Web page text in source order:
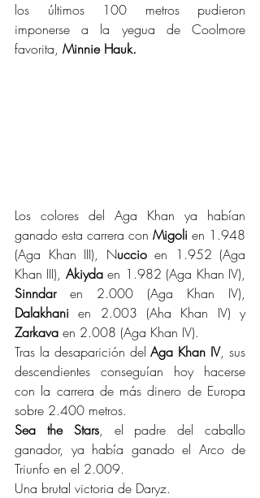
los últimos 100 metros pudieron
imponerse a la yegua de Coolmore
favorita, Minnie Hauk.
Los colores del Aga Khan ya habían
ganado esta carrera con Migoli en 1.948
(Aga Khan III), Nuccio en 1.952 (Aga
Khan III), Akiyda
Sinndar
Dalakhani
en 2.003 (Aha Khan IV) y
Zarkava en 2.008 (Aga Khan IV).
Tras la desaparición del Aga Khan IV, sus
descendientes conseguían hoy hacerse
con la carrera de más dinero de Europa
sobre 2.400 metros.
Sea the Stars, el padre del caballo
ganador, ya había ganado el Arco de
Triunfo en el 2.009.
Una brutal victoria de Daryz.